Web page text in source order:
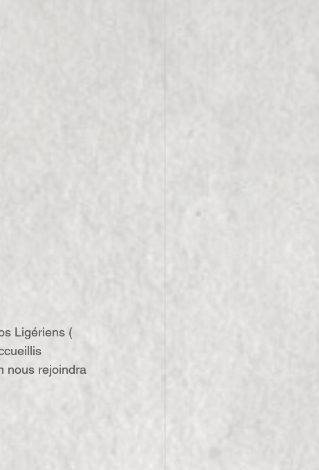
Ligériens (
nous rejoindra